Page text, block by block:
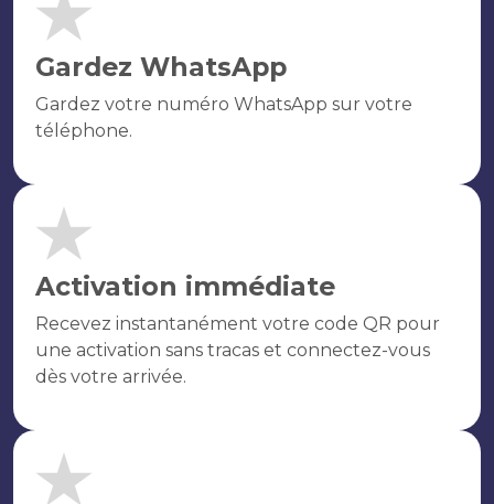
Gardez WhatsApp
Gardez votre numéro WhatsApp sur votre
téléphone.
Activation immédiate
Recevez instantanément votre code QR pour
une activation sans tracas et connectez-vous
dès votre arrivée.